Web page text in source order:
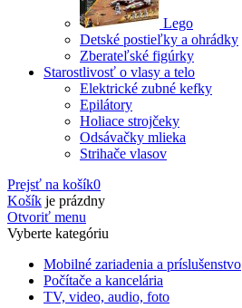
Lego
Detské postieľky a ohrádky
Zberateľské figúrky
Starostlivosť o vlasy a telo
Elektrické zubné kefky
Epilátory
Holiace strojčeky
Odsávačky mlieka
Strihače vlasov
Prejsť na košík0
Košík je prázdny
Otvoriť menu
Vyberte kategóriu
Mobilné zariadenia a príslušenstvo
Počítače a kancelária
TV, video, audio, foto